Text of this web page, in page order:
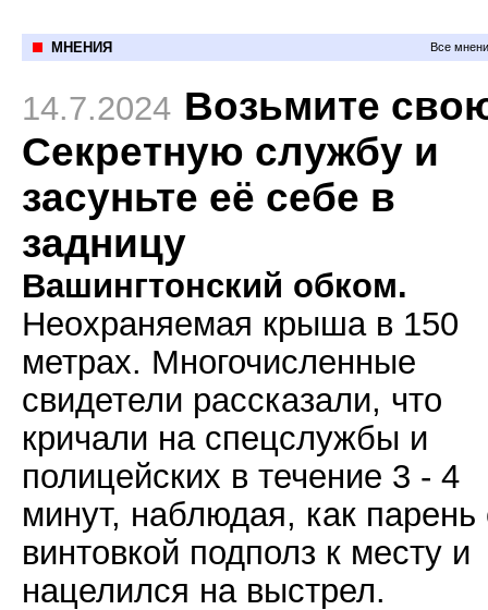
МНЕНИЯ Все
14.7.2024 Возьмите
Секретную службу и
засуньте её себе в
задницу
Вашингтонский обком.
Неохраняемая крыша в 150
метрах. Многочисленные
свидетели рассказали, что
кричали на спецслужбы и
полицейских в течение 3 - 4
минут, наблюдая, как парень
винтовкой подполз к месту и
нацелился на выстрел.